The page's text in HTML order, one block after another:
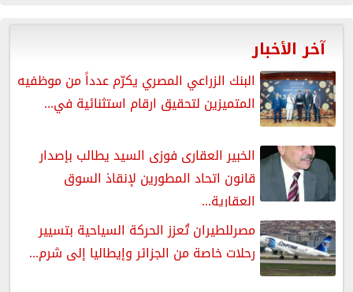
آخر الأخبار
البنك الزراعي المصري يكرّم عدداً من موظفيه
المتميزين لتحقيق ارقام استثنائية في...
الخبير العقارى فوزى السيد يطالب بإصدار
قانون اتحاد المطورين لإنقاذ السوق
العقارية...
مصرللطيران تُعزز الحركة السياحية بتسيير
رحلات خاصة من الجزائر وإيطاليا إلى شرم...